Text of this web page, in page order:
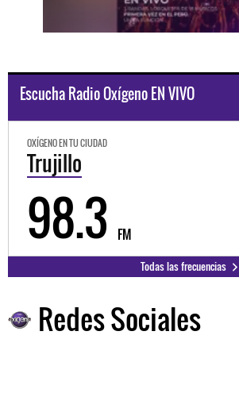
Escucha Radio Oxígeno EN VIVO
OXÍGENO EN TU CIUDAD
Trujillo
98.3 FM
Todas las frecuencias
Redes Sociales